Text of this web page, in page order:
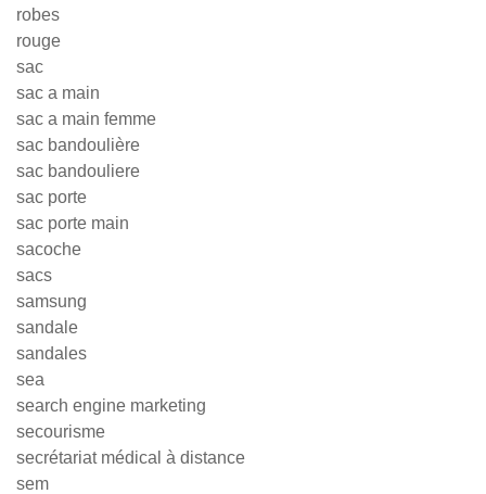
robes
rouge
sac
sac a main
sac a main femme
sac bandoulière
sac bandouliere
sac porte
sac porte main
sacoche
sacs
samsung
sandale
sandales
sea
search engine marketing
secourisme
secrétariat médical à distance
sem